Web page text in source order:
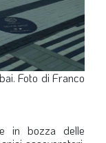
Foto di Franco
in bozza delle